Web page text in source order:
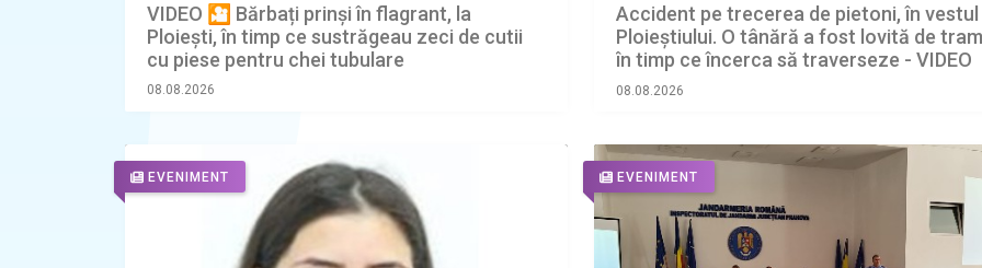
VIDEO 🎦 Bărbați prinși în flagrant, la
Ploiești, în timp ce sustrăgeau zeci de cutii
cu piese pentru chei tubulare
08.08.2026
Accident pe trecerea de pietoni, în vestul
Ploieștiului. O tânără a fost lovită de
în timp ce încerca să traverseze - VIDEO
LINK
08.08.2026
EVENIMENT EVENIMENT